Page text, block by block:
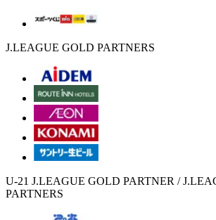
J.LEAGUE GOLD PARTNERS
U-21 J.LEAGUE GOLD PARTNER /
PARTNERS